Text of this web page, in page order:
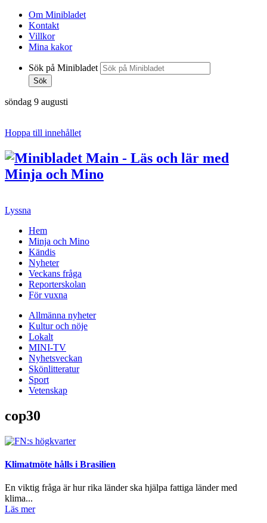
Om Minibladet
Kontakt
Villkor
Mina kakor
Sök på Minibladet
Sök
söndag 9 augusti
Hoppa till innehållet
Lyssna
Hem
Minja och Mino
Kändis
Nyheter
Veckans fråga
Reporterskolan
För vuxna
Allmänna nyheter
Kultur och nöje
Lokalt
MINI-TV
Nyhetsveckan
Skönlitteratur
Sport
Vetenskap
cop30
Klimatmöte hålls i Brasilien
En viktig fråga är hur rika länder ska hjälpa fattiga länder med
klima...
Läs mer